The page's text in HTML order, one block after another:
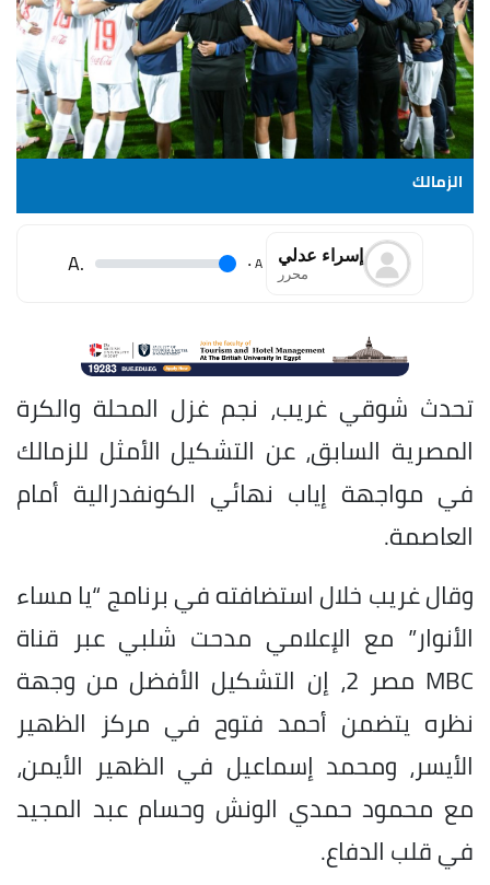
الزمالك
إسراء عدلي
محرر A
.
.A
تحدث شوقي غريب، نجم غزل المحلة والكرة
المصرية السابق، عن التشكيل الأمثل للزمالك
في مواجهة إياب نهائي الكونفدرالية أمام
العاصمة.
وقال غريب خلال استضافته في برنامج “يا مساء
الأنوار” مع الإعلامي مدحت شلبي عبر قناة
MBC مصر 2، إن التشكيل الأفضل من وجهة
نظره يتضمن أحمد فتوح في مركز الظهير
الأيسر، ومحمد إسماعيل في الظهير الأيمن،
مع محمود حمدي الونش وحسام عبد المجيد
في قلب الدفاع.